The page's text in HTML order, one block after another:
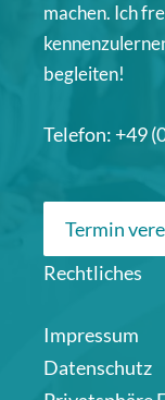
machen. Ich
begleiten!
Telefon: +49
Termin
Rechtliches
Impressum
Datenschutz